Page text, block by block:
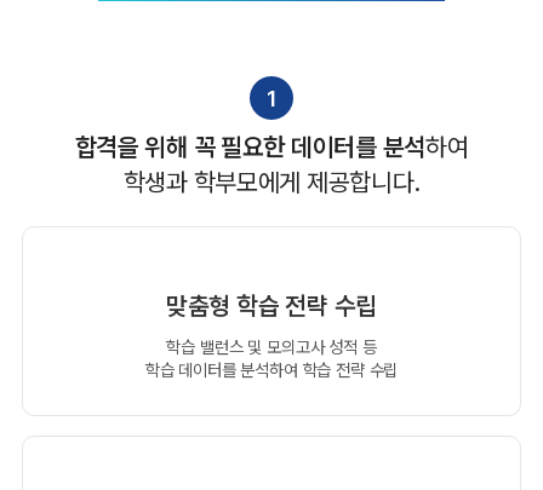
1
합격을 위해 꼭 필요한 데이터를 분석하여
학생과 학부모에게 제공합니다.
맞춤형 학습 전략 수립
학습 밸런스 및 모의고사 성적 등
학습 데이터를 분석하여 학습 전략 수립